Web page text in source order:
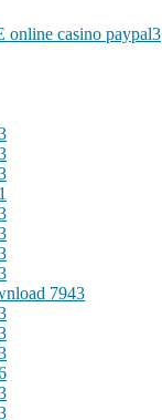
online casino paypal3
1
7943